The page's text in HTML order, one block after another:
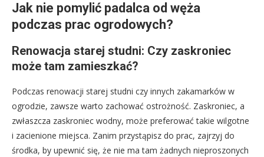
Jak nie pomylić padalca od węża
podczas prac ogrodowych?
Renowacja starej studni: Czy zaskroniec
może tam zamieszkać?
Podczas renowacji starej studni czy innych zakamarków w
ogrodzie, zawsze warto zachować ostrożność. Zaskroniec, a
zwłaszcza zaskroniec wodny, może preferować takie wilgotne
i zacienione miejsca. Zanim przystąpisz do prac, zajrzyj do
środka, by upewnić się, że nie ma tam żadnych nieproszonych